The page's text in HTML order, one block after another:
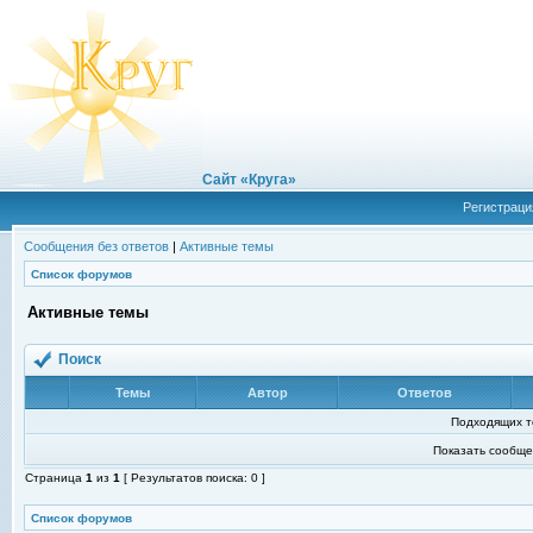
Сайт «Круга»
Сообщения без ответов | Активные темы
Список форумов
Активные темы
Поиск
Темы Автор Ответов
Подходящих
Показать
Страница 1 из 1 [ Результатов поиска: 0 ]
Список форумов